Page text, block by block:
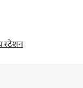
स्टेशन